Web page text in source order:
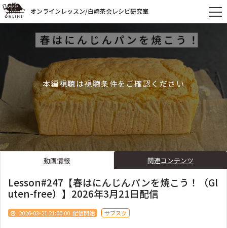
オンラインレッスン/白崎茶会レシピ研究室
本編視聴は視聴条件をご確認ください
動画情報 関連コンテンツ
Lesson#247【春はにんじんパンを焼こう！（Gl
uten-free）】2026年3月21日配信
2026-03-21 21:00:00 配信開始 サブスク